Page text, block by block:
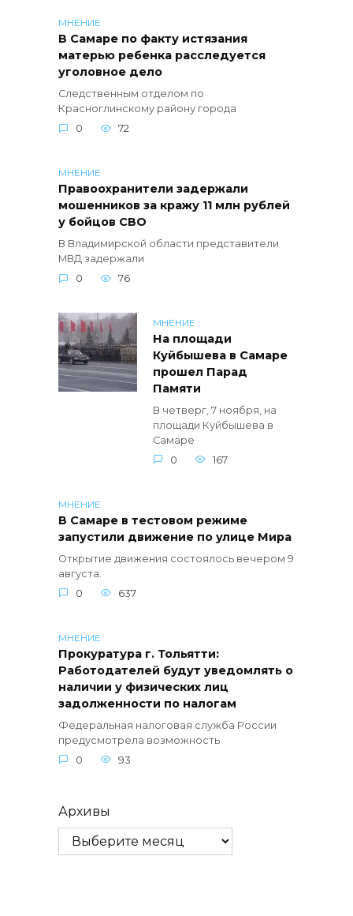
МНЕНИЕ
В Самаре по факту истязания
матерью ребенка расследуется
уголовное дело
Следственным отделом по
Красноглинскому району города
0
72
МНЕНИЕ
Правоохранители задержали
мошенников за кражу 11 млн рублей
у бойцов СВО
В Владимирской области представители
МВД задержали
0
76
МНЕНИЕ
На площади
Куйбышева в Самаре
прошел Парад
Памяти
В четверг, 7 ноября, на
площади Куйбышева в
Самаре
0
167
МНЕНИЕ
В Самаре в тестовом режиме
запустили движение по улице Мира
Открытие движения состоялось вечером 9
августа.
0
637
МНЕНИЕ
Прокуратура г. Тольятти:
Работодателей будут уведомлять о
наличии у физических лиц
задолженности по налогам
Федеральная налоговая служба России
предусмотрела возможность
0
93
Архивы